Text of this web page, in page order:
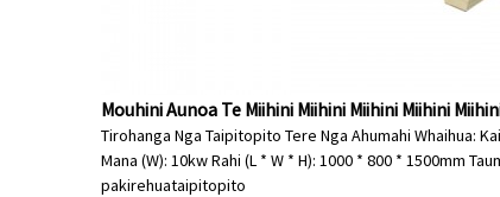
Mouhini Aunoa Te Miihini Miihini Miihini Miihini
Tirohanga Nga Taipitopito Tere Nga Ahumahi Whaihua:
Mana (W): 10kw Rahi (L * W * H): 1000 * 800 * 1500mm
pakirehuataipitopito